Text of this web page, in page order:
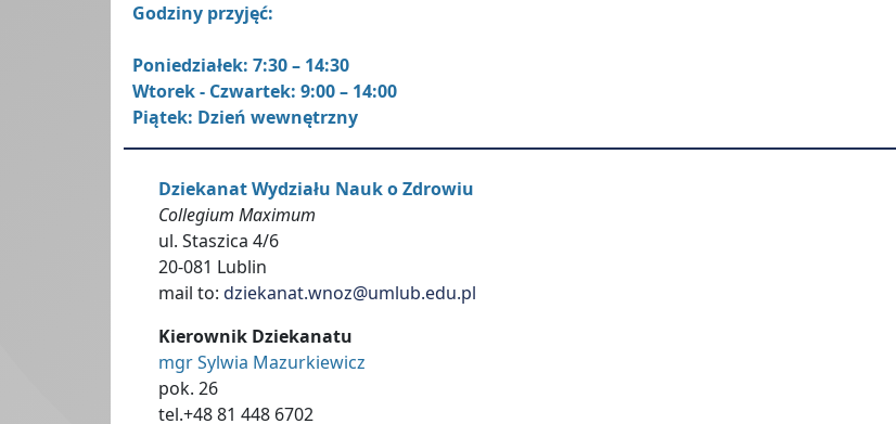
Godziny przyjęć:
Poniedziałek: 7:30 – 14:30
Wtorek - Czwartek: 9:00 – 14:00
Piątek: Dzień wewnętrzny
Dziekanat Wydziału Nauk o Zdrowiu
Collegium Maximum
ul. Staszica 4/6
20-081 Lublin
mail to: dziekanat.wnoz@umlub.edu.pl
Kierownik Dziekanatu
mgr Sylwia Mazurkiewicz
pok. 26
tel.+48 81 448 6702